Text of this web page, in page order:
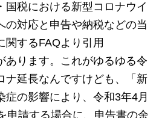
国税における新型コロナウイ
の対応と申告や納税などの当
関するFAQより引用
あります。これがゆるゆる令
ナ延長なんですけども、「新
症の影響により、令和3年4月
申請する場合に、申告書の余